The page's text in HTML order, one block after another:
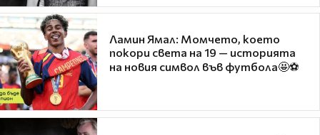
Ламин Ямал: Момчето, което
покори света на 19 — историята
на новия символ във футбола🤩⚽